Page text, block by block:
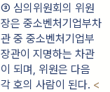
③ 심의위원회의 위원
장은 중소벤처기업부차
관 중 중소벤처기업부
장관이 지명하는 차관
이 되며, 위원은 다음
각 호의 사람이 된다. <